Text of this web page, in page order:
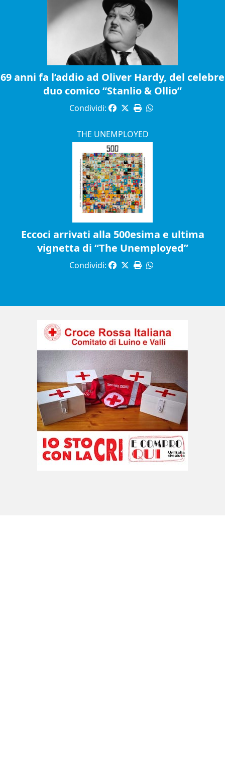
69 anni fa l’addio ad Oliver Hardy, del celebre
duo comico “Stanlio & Ollio”
Condividi:
THE UNEMPLOYED
Eccoci arrivati alla 500esima e ultima
vignetta di “The Unemployed”
Condividi: